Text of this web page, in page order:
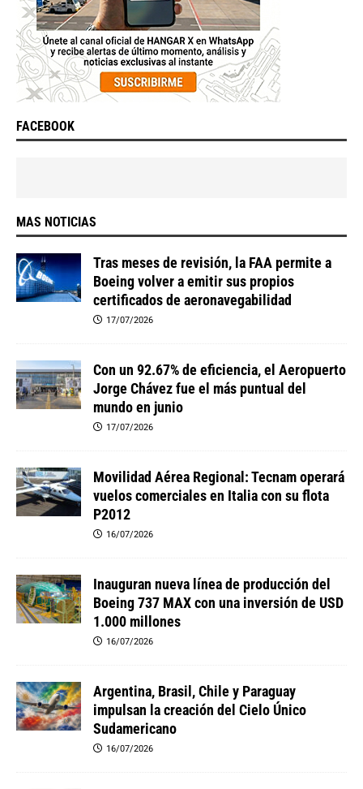
FACEBOOK
MAS NOTICIAS
Tras meses de revisión, la FAA permite a
Boeing volver a emitir sus propios
certificados de aeronavegabilidad
17/07/2026
Con un 92.67% de eficiencia, el Aeropuerto
Jorge Chávez fue el más puntual del
mundo en junio
17/07/2026
Movilidad Aérea Regional: Tecnam operará
vuelos comerciales en Italia con su flota
P2012
16/07/2026
Inauguran nueva línea de producción del
Boeing 737 MAX con una inversión de USD
1.000 millones
16/07/2026
Argentina, Brasil, Chile y Paraguay
impulsan la creación del Cielo Único
Sudamericano
16/07/2026